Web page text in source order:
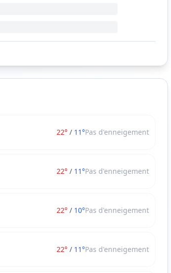
22°/ 11°Pas d'enneigement
22°/ 11°Pas d'enneigement
22°/ 10°Pas d'enneigement
22°/ 11°Pas d'enneigement